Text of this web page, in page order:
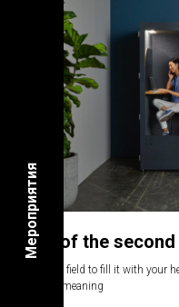
Мероприятия
Title of the
There is a field to fill it with your
your title meaning